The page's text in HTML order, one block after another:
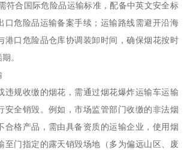
符合国际危险品运输标准，配备中英文安全标
口危险品运输备案手续；运输路线需避开沿海
港口危险品仓库协调装卸时间，确保烟花按时
。​
违规收缴的烟花，需通过烟花爆炸运输车运输
安全销毁。例如，市场监管部门收缴的非法烟
合格产品，需由具备资质的运输企业，使用烟
至门指定的露天销毁场地（多为偏远山区、废